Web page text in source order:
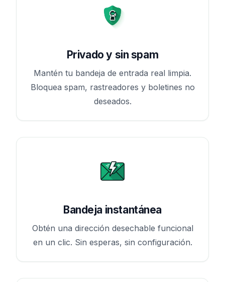
Privado y sin spam
Mantén tu bandeja de entrada real limpia.
Bloquea spam, rastreadores y boletines no
deseados.
Bandeja instantánea
Obtén una dirección desechable funcional
en un clic. Sin esperas, sin configuración.